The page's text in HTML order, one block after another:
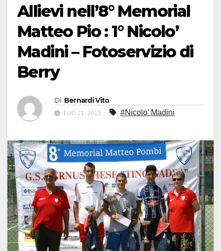
Allievi nell’8° Memorial
Matteo Pio : 1° Nicolo’
Madini – Fotoservizio di
Berry
Di Bernardi Vito
LUG 21, 2015 #Nicolo' Madini